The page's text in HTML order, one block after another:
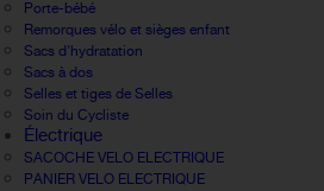
Porte-bébé
Remorques vélo et sièges enfant
Sacs d'hydratation
Sacs à dos
Selles et tiges de Selles
Soin du Cycliste
Électrique
SACOCHE VELO ELECTRIQUE
PANIER VELO ELECTRIQUE